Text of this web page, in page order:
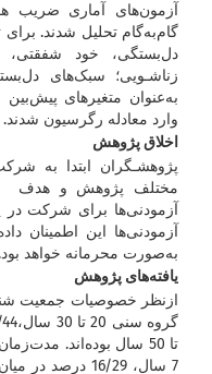
آزمون‌های آماری ضریب
گام‌به‌گام تحلیل شدند.
دل‌بستگی، خود شفقتی،
زناشـویی؛ سبک‌های
به‌عنوان متغیرهای پیش‌بین
وارد معادله رگرسیون شدند.
اخلاق پژوهش
پژوهشـگران ابتدا به
مختلف پژوهش و هدف از
آزمودنی‌ها برای شرکت
آزمودنی‌ها این اطمینان
به‌صورت محرمانه خواهد
یافته‌های پژوهش